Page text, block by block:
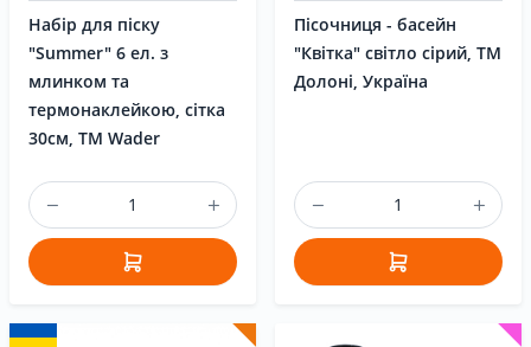
Набір для піску
"Summer" 6 ел. з
млинком та
термонаклейкою, сітка
30см, ТМ Wader
Пісочниця - басейн
"Квітка" світло сірий, ТМ
Долоні, Україна